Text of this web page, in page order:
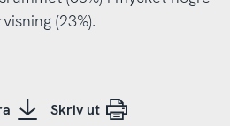
(23%).
Skriv ut